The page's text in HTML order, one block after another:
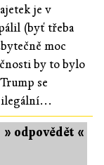
je v
(byť třeba
moc
by to bylo
se
ilegální...
» odpovědět «